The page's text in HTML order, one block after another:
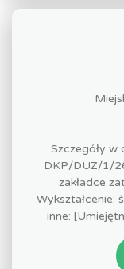
Szczegóły w
DKP/DUZ/1/
zakładce
Wykształcenie:
inne: